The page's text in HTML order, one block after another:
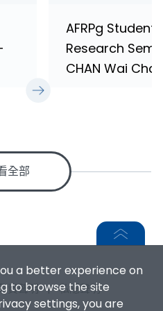
AFRPg Student
Research
CHAN Wai
全部
a better experience on
to browse the site
settings, you are
責聲明|私隱聲明